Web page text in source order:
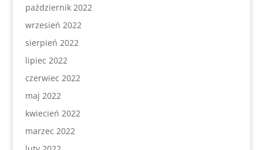
październik 2022
wrzesień 2022
sierpień 2022
lipiec 2022
czerwiec 2022
maj 2022
kwiecień 2022
marzec 2022